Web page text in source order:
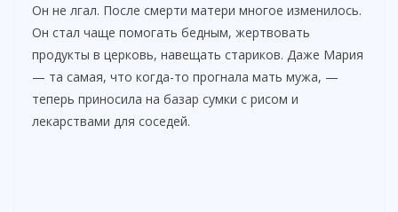
Он не лгал. После смерти матери многое изменилось.
Он стал чаще помогать бедным, жертвовать
продукты в церковь, навещать стариков. Даже Мария
— та самая, что когда-то прогнала мать мужа, —
теперь приносила на базар сумки с рисом и
лекарствами для соседей.